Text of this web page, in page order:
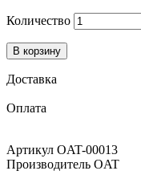
Количество
В корзину
Доставка
Оплата
Артикул OAT-00013
Производитель OAT